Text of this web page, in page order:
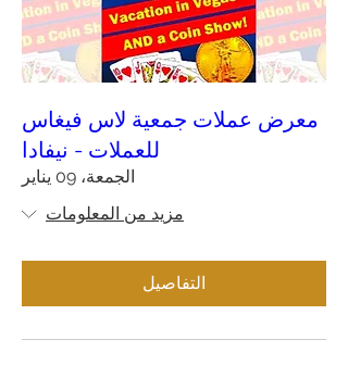
معرض عملات جمعية لاس فيغاس
للعملات - نيفادا
الجمعة، 09 يناير
مزيد من المعلومات
التفاصيل